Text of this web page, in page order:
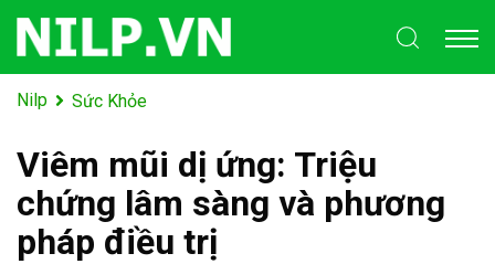
Nilp Sức Khỏe
Viêm mũi dị ứng: Triệu
chứng lâm sàng và phương
pháp điều trị